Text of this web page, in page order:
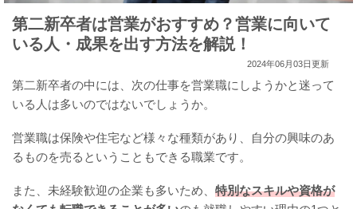
第二新卒者は営業がおすすめ？営業に向いて
いる人・成果を出す方法を解説！
2024年06月03日更新
第二新卒者の中には、次の仕事を営業職にしようかと迷って
いる人は多いのではないでしょうか。
営業職は保険や住宅など様々な種類があり、自分の興味のあ
るものを売るということもできる職業です。
また、未経験歓迎の企業も多いため、 特別なスキルや資格が